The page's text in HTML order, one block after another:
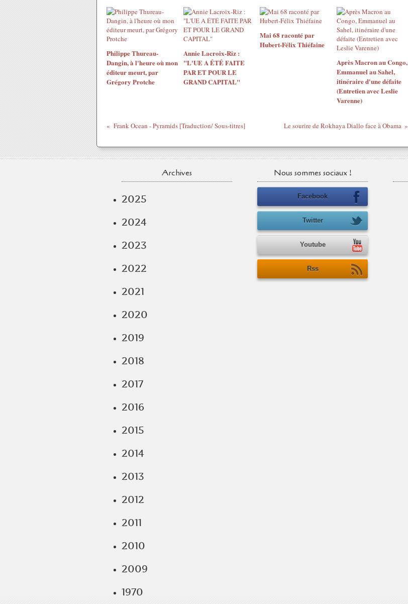
Philippe Thureau-
Dangin, à l'heure où mon
éditeur meurt, par
Grégory Protche
Annie Lacroix-Riz :
"L'UE A ÉTÉ FAITE
PAR ET POUR LE
GRAND CAPITAL"
Mai 68 raconté par
Hubert-Félix Thiéfaine
Après Macron au Congo,
Emmanuel au Sahel,
itinéraire d'une défaite
(Entretien avec Leslie
Varenne)
Frank Ocean - Pyramids [Traduction/ Sous-titres] Le sourire de Rokhaya Diallo face à Obama
Archives
2025
2024
2023
2022
2021
2020
2019
2018
2017
2016
2015
2014
2013
2012
2011
2010
2009
1970
Nous sommes sociaux !
Facebook
Twitter
Youtube
Rss